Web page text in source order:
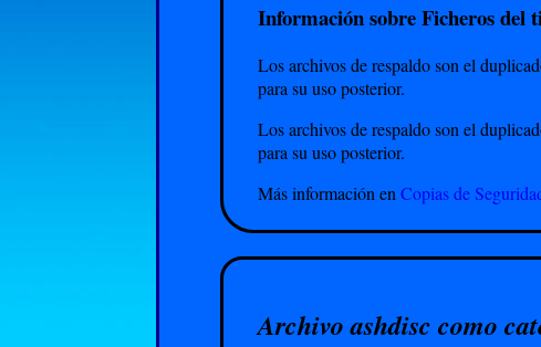
Información sobre Ficheros del
Los archivos de respaldo son el
para su uso posterior.
Los archivos de respaldo son el
para su uso posterior.
Más información en Copias de
Archivo ashdisc como